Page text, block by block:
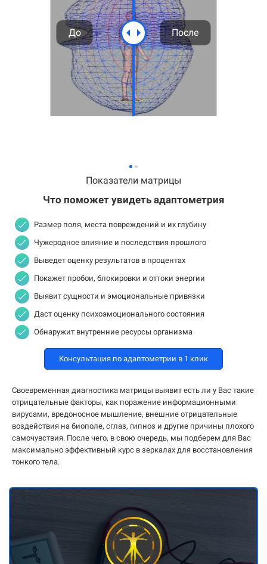
До После
Показатели матрицы
Что поможет увидеть адаптометрия
Размер поля, места повреждений и их глубину
Чужеродное влияние и последствия прошлого
Выведет оценку результатов в процентах
Покажет пробои, блокировки и оттоки энергии
Выявит сущности и эмоциональные привязки
Даст оценку психоэмоционального состояния
Обнаружит внутренние ресурсы организма
Консультация по адаптометрии в 1 клик
Своевременная диагностика матрицы выявит есть ли у Вас такие
отрицательные факторы, как поражение информационными
вирусами, вредоносное мышление, внешние отрицательные
воздействия на биополе, сглаз, гипноз и другие причины плохого
самочувствия. После чего, в свою очередь, мы подберем для Вас
максимально эффективный курс в зеркалах для восстановления
тонкого тела.